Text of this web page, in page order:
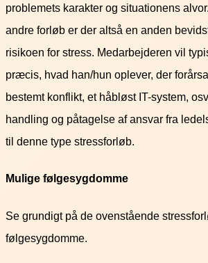
problemets karakter og situationens
andre forløb er der altså en anden
risikoen for stress. Medarbejderen vil
præcis, hvad han/hun oplever, der
bestemt konflikt, et håbløst IT-system,
handling og påtagelse af ansvar fra
til denne type stressforløb.
Mulige følgesygdomme
Se grundigt på de ovenstående
følgesygdomme.